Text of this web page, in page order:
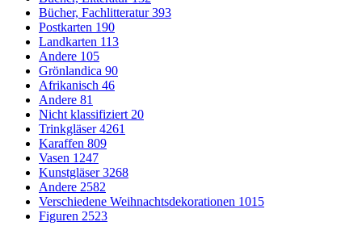
Bücher, Fachlitteratur393
Postkarten 190
Landkarten 113
Andere 105
Grönlandica 90
Afrikanisch 46
Andere 81
Nicht klassifiziert20
Trinkgläser4261
Karaffen 809
Vasen 1247
Kunstgläser3268
Andere 2582
Verschiedene Weihnachtsdekorationen 1015
Figuren 2523